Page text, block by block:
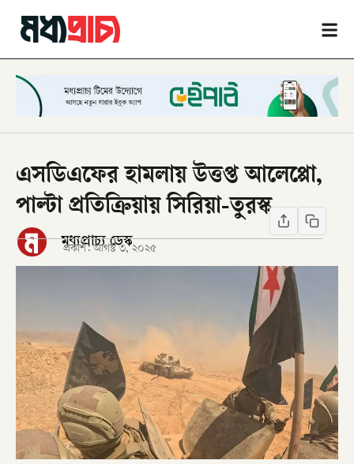
এসডিএফের হামলায় উত্তপ্ত আলেপ্পো,
পাল্টা প্রতিক্রিয়ায় সিরিয়া-তুরস্ক
মধ্যপ্রাচ্য ডেস্ক
প্রকাশ: আগস্ট ৩, ২০২৫